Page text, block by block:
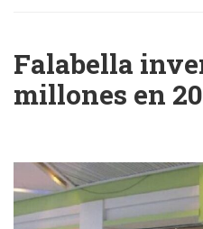
Falabella
millones en